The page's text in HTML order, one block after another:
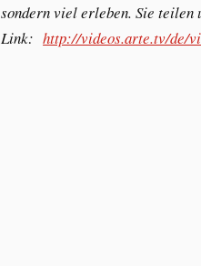
sondern viel erleben. Sie teilen
Link:http://videos.arte.tv/de/